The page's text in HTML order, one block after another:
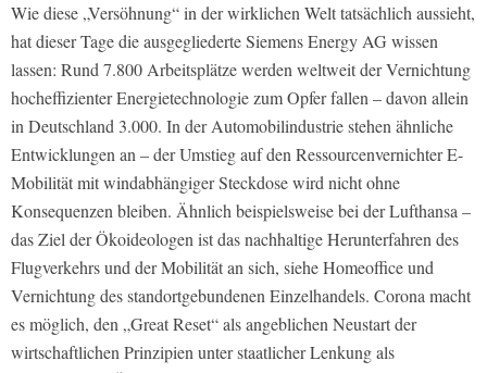
Wie diese „Versöhnung“ in der wirklichen Welt tatsächlich aussieht,
hat dieser Tage die ausgegliederte Siemens Energy AG wissen
lassen: Rund 7.800 Arbeitsplätze werden weltweit der Vernichtung
hocheffizienter Energietechnologie zum Opfer fallen – davon allein
in Deutschland 3.000. In der Automobilindustrie stehen ähnliche
Entwicklungen an – der Umstieg auf den Ressourcenvernichter E-
Mobilität mit windabhängiger Steckdose wird nicht ohne
Konsequenzen bleiben. Ähnlich beispielsweise bei der Lufthansa –
das Ziel der Ökoideologen ist das nachhaltige Herunterfahren des
Flugverkehrs und der Mobilität an sich, siehe Homeoffice und
Vernichtung des standortgebundenen Einzelhandels. Corona macht
es möglich, den „Great Reset“ als angeblichen Neustart der
wirtschaftlichen Prinzipien unter staatlicher Lenkung als